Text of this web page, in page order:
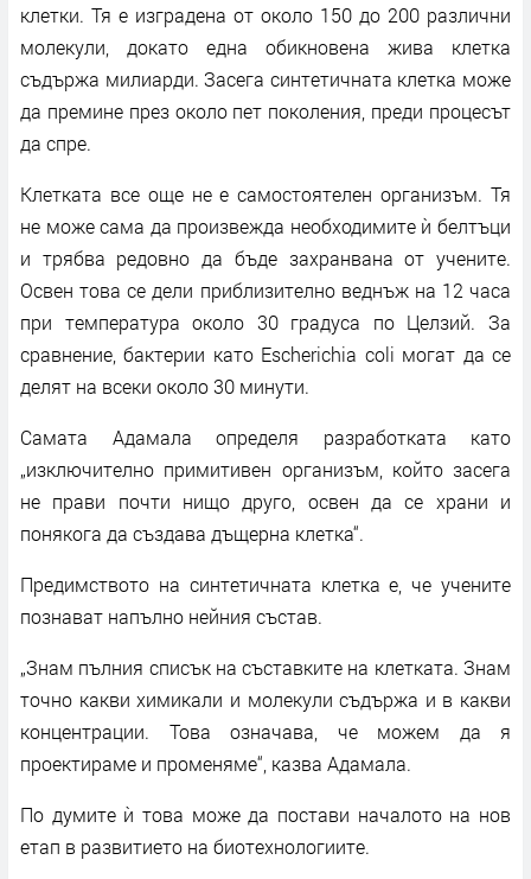
клетки. Тя е изградена от около 150 до 200 различни
молекули, докато една обикновена жива клетка
съдържа милиарди. Засега синтетичната клетка може
да премине през около пет поколения, преди процесът
да спре.
Клетката все още не е самостоятелен организъм. Тя
не може сама да произвежда необходимите ѝ белтъци
и трябва редовно да бъде захранвана от учените.
Освен това се дели приблизително веднъж на 12 часа
при температура около 30 градуса по Целзий. За
сравнение, бактерии като Escherichia coli могат да се
делят на всеки около 30 минути.
Самата Адамала определя разработката като
„изключително примитивен организъм, който засега
не прави почти нищо друго, освен да се храни и
понякога да създава дъщерна клетка“.
Предимството на синтетичната клетка е, че учените
познават напълно нейния състав.
„Знам пълния списък на съставките на клетката. Знам
точно какви химикали и молекули съдържа и в какви
концентрации. Това означава, че можем да я
проектираме и променяме“, казва Адамала.
По думите ѝ това може да постави началото на нов
етап в развитието на биотехнологиите.